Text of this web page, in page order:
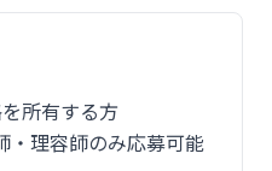
所有する方
・理容師のみ応募可能